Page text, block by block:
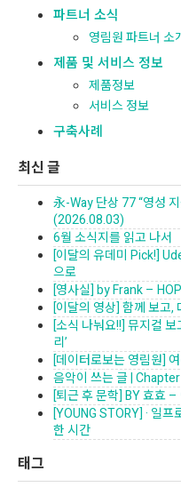
파트너 소식
영림원 파트너 소
제품 및 서비스 정보
제품정보
서비스 정보
구축사례
최신 글
永-Way 단상 77 “영성
(2026.08.03)
6월 소식지를 읽고 나서
[이달의 유데미 Pick!]
으로
[영사실] by Frank –
[이달의 영상] 함께 보고,
[소식 나눠요!!] 뮤지컬
리’
[데이터로보는 영림원]
음악이 쓰는 글 |
[퇴근 후 문학] BY 효효 –
[YOUNG STORY] · 일
한 시간
태그